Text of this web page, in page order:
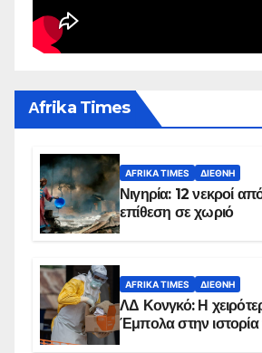
Αfrika Times
AFRIKA TIMES ΔΙΕΘΝΉ
Νιγηρία: 12 νεκροί
επίθεση σε χωριό
AFRIKA TIMES ΔΙΕΘΝΉ
ΛΔ Κονγκό: Η
Έμπολα στην